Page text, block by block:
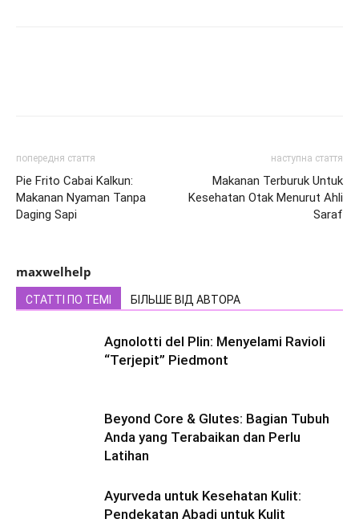
попередня стаття
Pie Frito Cabai Kalkun:
Makanan Nyaman Tanpa
Daging Sapi
наступна стаття
Makanan Terburuk Untuk
Kesehatan Otak Menurut Ahli
Saraf
maxwelhelp
СТАТТІ ПО ТЕМІ БІЛЬШЕ ВІД АВТОРА
Agnolotti del Plin: Menyelami Ravioli
“Terjepit” Piedmont
Beyond Core & Glutes: Bagian Tubuh
Anda yang Terabaikan dan Perlu
Latihan
Ayurveda untuk Kesehatan Kulit:
Pendekatan Abadi untuk Kulit